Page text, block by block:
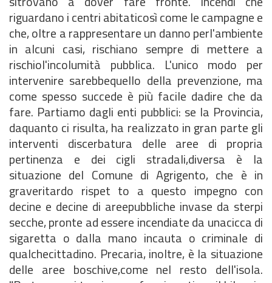
riguardano i centri abitaticosì come le campagne e
che, oltre a rappresentare un danno perl'ambiente
in alcuni casi, rischiano sempre di mettere a
rischiol'incolumità pubblica. L'unico modo per
intervenire sarebbequello della prevenzione, ma
come spesso succede è più facile dadire che da
fare. Partiamo dagli enti pubblici: se la Provincia,
daquanto ci risulta, ha realizzato in gran parte gli
interventi discerbatura delle aree di propria
pertinenza e dei cigli stradali,diversa è la
situazione del Comune di Agrigento, che è in
graveritardo rispet to a questo impegno con
decine e decine di areepubbliche invase da sterpi
secche, pronte ad essere incendiate da unacicca di
sigaretta o dalla mano incauta o criminale di
qualchecittadino. Precaria, inoltre, è la situazione
delle aree boschive,come nel resto dell'isola.